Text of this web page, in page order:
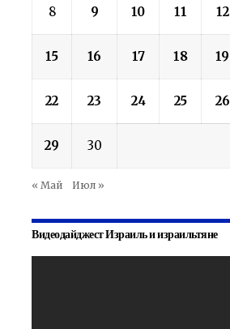
8 9 10 11 12
15 16 17 18 19
22 23 24 25 26
29 30
« Май Июл »
Видеодайджест Израиль и израильтяне